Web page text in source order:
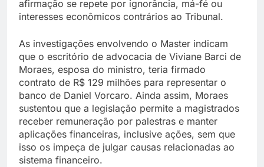
afirmação se repete por ignorância, má-fé ou
interesses econômicos contrários ao Tribunal.
As investigações envolvendo o Master indicam
que o escritório de advocacia de Viviane Barci de
Moraes, esposa do ministro, teria firmado
contrato de R$ 129 milhões para representar o
banco de Daniel Vorcaro. Ainda assim, Moraes
sustentou que a legislação permite a magistrados
receber remuneração por palestras e manter
aplicações financeiras, inclusive ações, sem que
isso os impeça de julgar causas relacionadas ao
sistema financeiro.